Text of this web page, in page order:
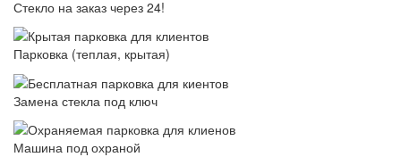
Стекло на заказ через 24!
Парковка (теплая, крытая)
Замена стекла под ключ
Машина под охраной